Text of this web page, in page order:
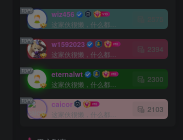
TOP5 wiz456
这家伙很懒，什么都没有写...
TOP6 w1592023
这家伙很懒，什么都没有写...
2394
TOP7 eternalwt
这家伙很懒，什么都没有写...
2300
TOP8 caicor
这家伙很懒，什么都没有写...
2103